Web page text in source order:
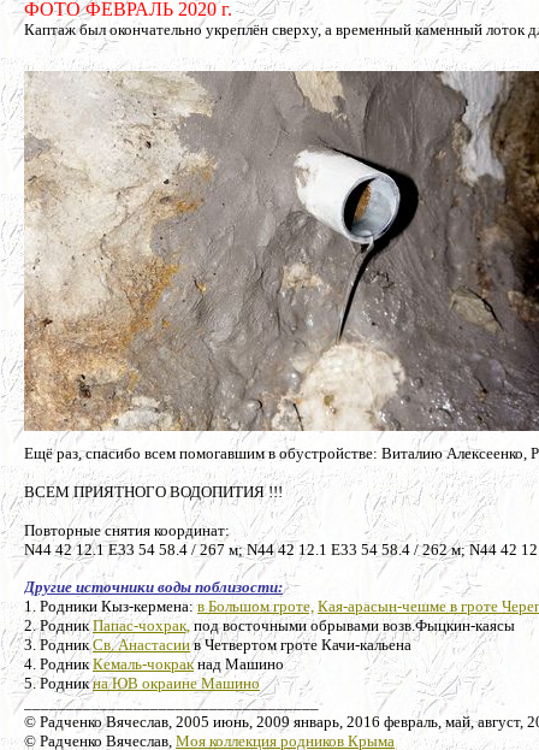
ФОТО ФЕВРАЛЬ 2020 г.
Каптаж был окончательно укреплён сверху, а временный каменный лоток
Ещё раз, спасибо всем помогавшим в обустройстве: Виталию Алексеенко,
ВСЕМ ПРИЯТНОГО ВОДОПИТИЯ !!!
Повторные снятия координат:
N44 42 12.1 E33 54 58.4 / 267 м; N44 42 12.1 E33 54 58.4 / 262 м; N44 42
Другие источники воды поблизости:
1. Родники Кыз-кермена:в Большом гроте, Кая-арасын-чешме в гроте
2. РодникПапас-чохрак,под восточными обрывами возв.Фыцкин-каясы
3. РодникСв. Анастасиив Четвертом гроте Качи-кальена
4. РодникКемаль-чокракнад Машино
5. Родникна ЮВ окраине Машино
___________________________________
© Радченко Вячеслав, 2005 июнь, 2009 январь, 2016 февраль, май, август,
© Радченко Вячеслав, Моя коллекция родников Крыма